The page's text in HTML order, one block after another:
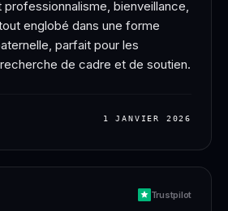
bienveillance,
englobé dans une forme
parfait pour les
de cadre et de soutien.
1 JANVIER 2026
Trustpilot